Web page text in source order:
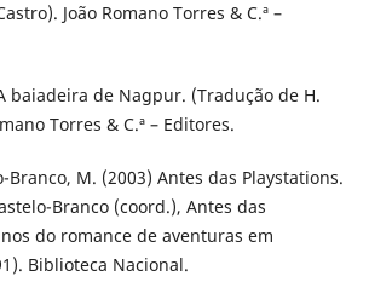
João Romano Torres & C.ª –
baiadeira de Nagpur. (Tradução de H.
Torres & C.ª – Editores.
Branco, M. (2003) Antes das Playstations.
Branco (coord.), Antes das
do romance de aventuras em
Biblioteca Nacional.